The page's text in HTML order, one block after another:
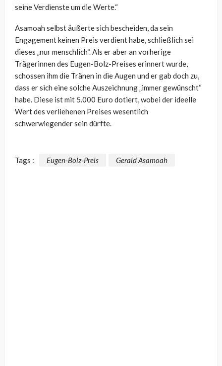
seine Verdienste um die Werte.“
Asamoah selbst äußerte sich bescheiden, da sein
Engagement keinen Preis verdient habe, schließlich sei
dieses „nur menschlich“. Als er aber an vorherige
Trägerinnen des Eugen-Bolz-Preises erinnert wurde,
schossen ihm die Tränen in die Augen und er gab doch zu,
dass er sich eine solche Auszeichnung „immer gewünscht“
habe. Diese ist mit 5.000 Euro dotiert, wobei der ideelle
Wert des verliehenen Preises wesentlich
schwerwiegender sein dürfte.
Tags : Eugen-Bolz-Preis Gerald Asamoah